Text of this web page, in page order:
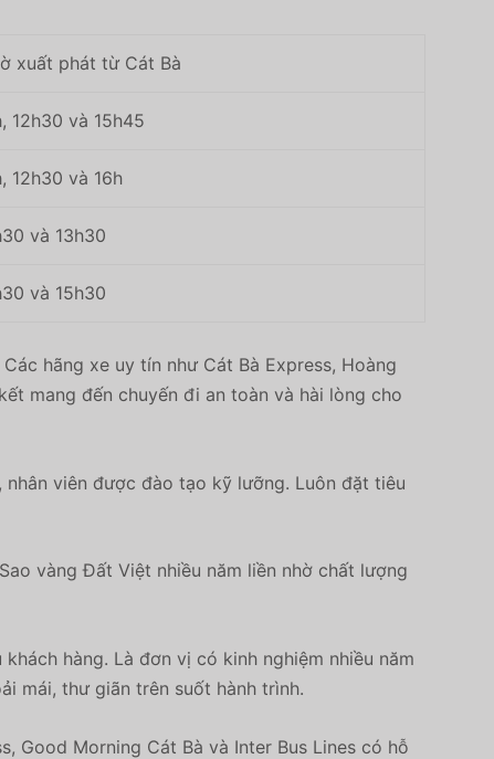
xuất phát từ Cát Bà
12h30 và 15h45
12h30 và 16h
và 13h30
và 15h30
hãng xe uy tín như Cát Bà Express, Hoàng
mang đến chuyến đi an toàn và hài lòng cho
viên được đào tạo kỹ lưỡng. Luôn đặt tiêu
vàng Đất Việt nhiều năm liền nhờ chất lượng
hàng. Là đơn vị có kinh nghiệm nhiều năm
mái, thư giãn trên suốt hành trình.
Good Morning Cát Bà và Inter Bus Lines có hỗ